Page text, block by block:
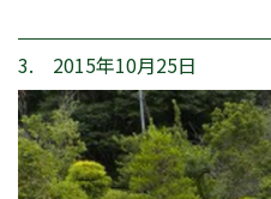
3. 2015年10月25日